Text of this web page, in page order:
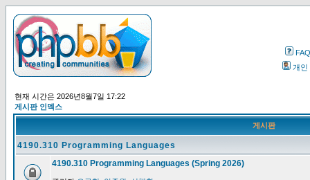
FAQ
개인
현재 시간은 2026년8월7일 17:22
게시판 인덱스
게시판
4190.310 Programming Languages
4190.310 Programming Languages (Spring 2026)